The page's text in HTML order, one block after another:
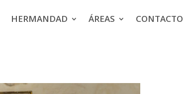
HERMANDAD ÁREAS CONTACTO